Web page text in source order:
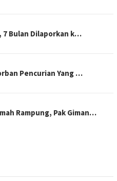
7 Bulan Dilaporkan k…
Pencurian Yang …
Rampung, Pak Giman…